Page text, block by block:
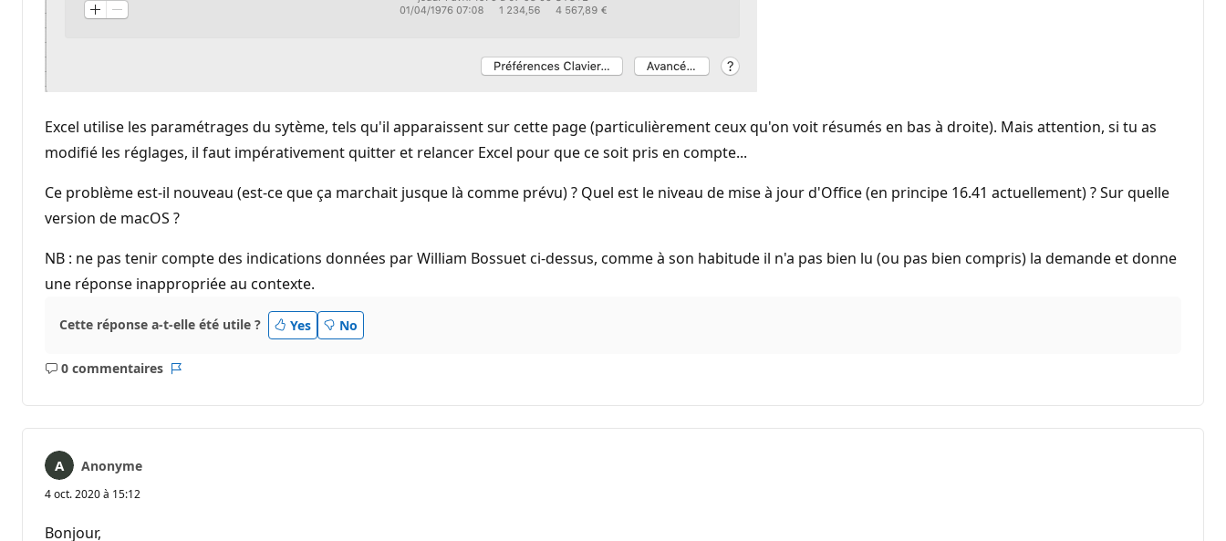
Excel utilise les paramétrages du sytème, tels qu'il apparaissent sur cette page (particulièrement ceux qu'on voit résumés en bas à droite). Mais attention, si tu as
modifié les réglages, il faut impérativement quitter et relancer Excel pour que ce soit pris en compte...
Ce problème est-il nouveau (est-ce que ça marchait jusque là comme prévu) ? Quel est le niveau de mise à jour d'Office (en principe 16.41 actuellement) ? Sur quelle
version de macOS ?
NB : ne pas tenir compte des indications données par William Bossuet ci-dessus, comme à son habitude il n'a pas bien lu (ou pas bien compris) la demande et donne
une réponse inappropriée au contexte.
Cette réponse a-t-elle été utile ? Yes No
0 commentaires
Aucun
Anonyme
4 oct. 2020 à 15:12
Bonjour,